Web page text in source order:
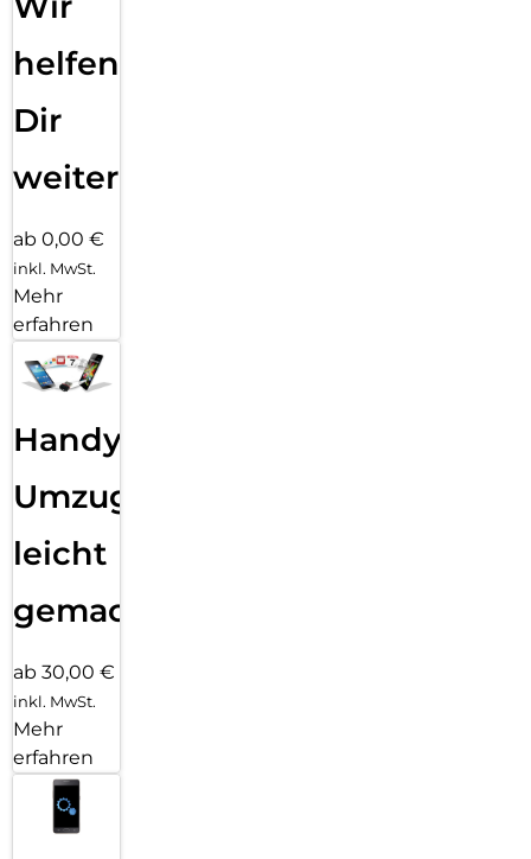
helfen
Dir
weiter
ab 0,00 €
inkl. MwSt.
Mehr
erfahren
Handy
Umzug
leicht
gemacht!
ab 30,00 €
inkl. MwSt.
Mehr
erfahren